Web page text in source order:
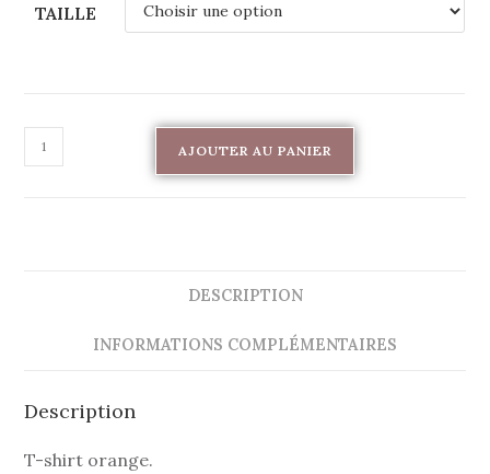
TAILLE
AJOUTER AU PANIER
DESCRIPTION
INFORMATIONS COMPLÉMENTAIRES
Description
T-shirt orange.